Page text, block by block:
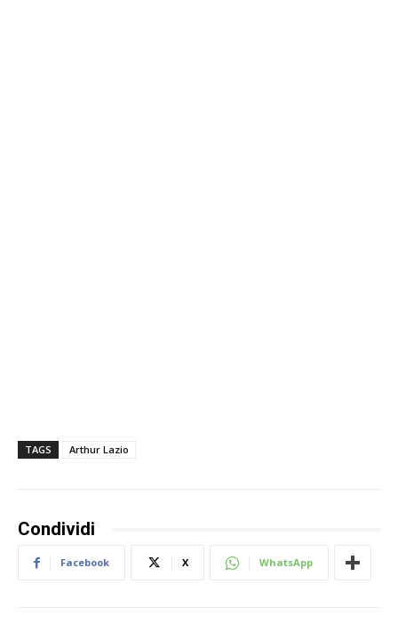
TAGS Arthur Lazio
Condividi
Facebook X WhatsApp